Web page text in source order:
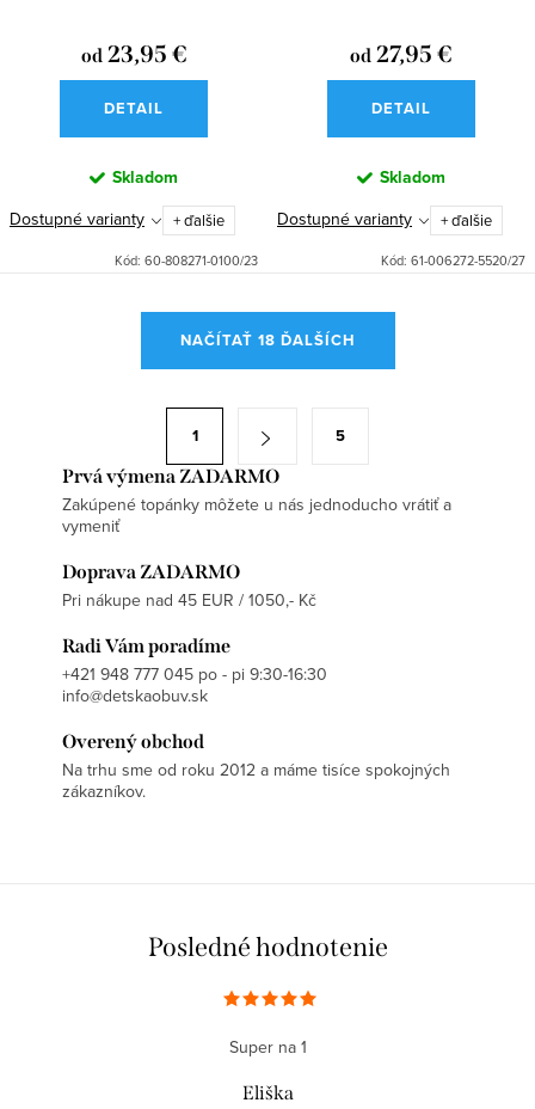
od23,95 €
DETAIL
Skladom
Dostupné varianty + ďalšie
Kód: 60-808271-0100/23
od 27,95 €
DETAIL
Skladom
Dostupné varianty + ďalšie
Kód: 61-006272-5520/27
NAČÍTAŤ 18 ĎALŠÍCH
1
5
Prvá výmena ZADARMO
Zakúpené topánky môžete u nás jednoducho vrátiť a
vymeniť
Doprava ZADARMO
Pri nákupe nad 45 EUR / 1050,- Kč
Radi Vám poradíme
+421 948 777 045 po - pi 9:30-16:30
info@detskaobuv.sk
Overený obchod
Na trhu sme od roku 2012 a máme tisíce spokojných
zákazníkov.
Posledné hodnotenie
Super na 1
Eliška